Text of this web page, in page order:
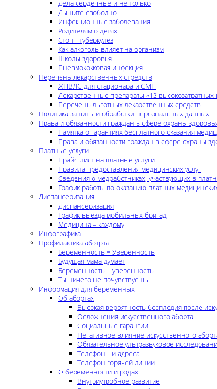
Дела сердечные и не только
Дышите свободно
Инфекционные заболевания
Родителям о детях
Стоп - туберкулез
Как алкоголь влияет на организм
Школы здоровья
Пневмококковая инфекция
Перечень лекарственных стредств
ЖНВЛС для стационара и СМП
Лекарственные препараты «12 высокозатратных
Перечень льготных лекарственных средств
Политика защиты и обработки персональных данных
Права и обязанности граждан в сфере охраны
Памятка о гарантиях бесплатного оказания
Права и обязанности граждан в сфере охраны
Платные услуги
Прайс-лист на платные услуги
Правила предоставления медицинских услуг
Сведения о медработниках, участвующих в
График работы по оказанию платных
Диспансеризация
Диспансеризация
График выезда мобильных бригад
Медицина – каждому
Инфографика
Профилактика аботрта
Беременность = Уверенность
Будущая мама думает
Беременность = уверенность
Ты ничего не почувствуешь
Информация для беременных
Об абортах
Высокая вероятность бесплодия после
Осложнения искусственного аборта
Социальные гарантии
Негативное влияние искусственного
Обязательное ультразвуковое
Телефоны и адреса
Телефон горячей линии
О беременности и родах
Внутриутробное развитие